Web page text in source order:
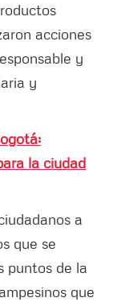
acciones
y
y
la ciudad
a
que se
puntos de la
que